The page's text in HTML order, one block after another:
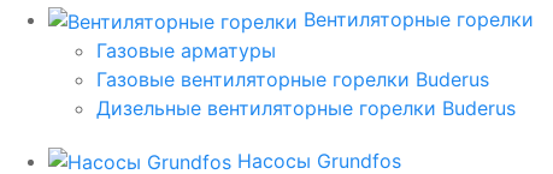
Вентиляторные горелки
Газовые арматуры
Газовые вентиляторные горелки Buderus
Дизельные вентиляторные горелки Buderus
Насосы Grundfos